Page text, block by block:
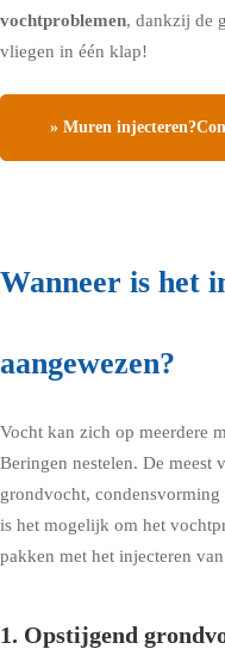
vochtproblemen, dankzij de
vliegen in één klap!
» Muren
Wanneer is het
aangewezen?
Vocht kan zich op meerdere
Beringen nestelen. De meest
grondvocht,
is het mogelijk om het
pakken met het injecteren
1. Opstijgend